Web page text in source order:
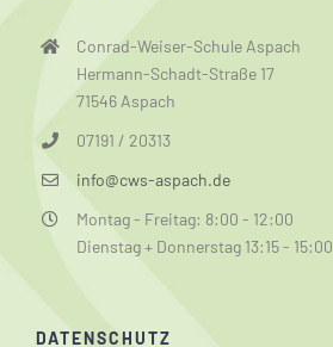
Conrad-Weiser-Schule Aspach
Hermann-Schadt-Straße 17
71546 Aspach
07191 / 20313
info@cws-aspach.de
Montag - Freitag: 8:00 - 12:00
Dienstag + Donnerstag 13:15 - 15:00
DATENSCHUTZ